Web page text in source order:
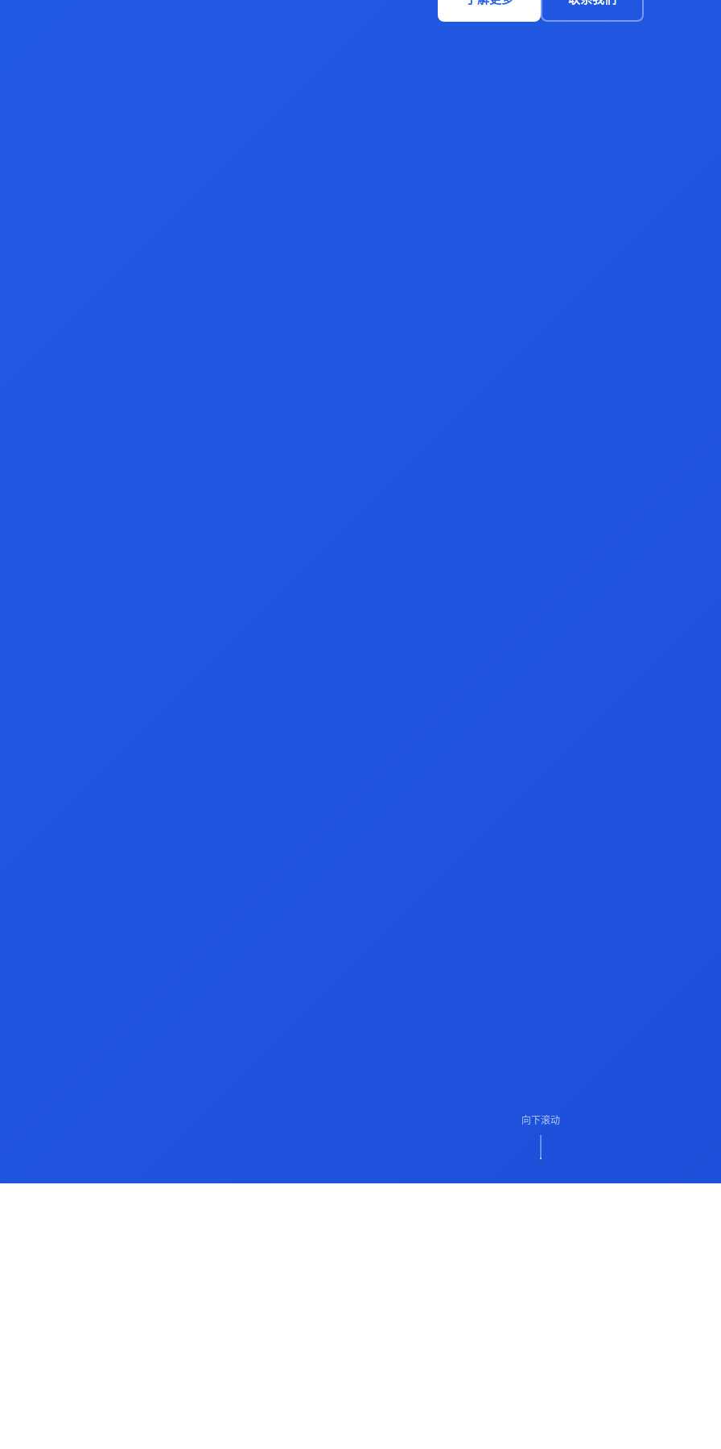
向下滚动